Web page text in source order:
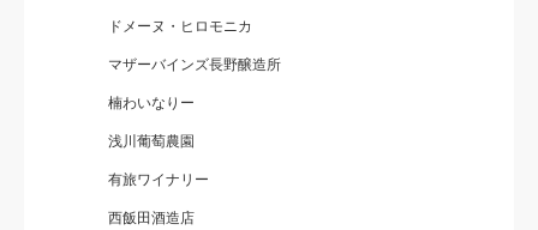
ドメーヌ・ヒロモニカ
マザーバインズ長野醸造所
楠わいなりー
浅川葡萄農園
有旅ワイナリー
西飯田酒造店